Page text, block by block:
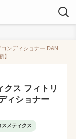
ンディショナー D&N
】
クス フィトリ
ィショナー
スメティクス